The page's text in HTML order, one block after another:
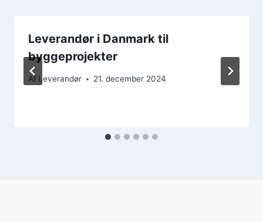
Leverandør i Danmark til
byggeprojekter
Af Leverandør 21. december 2024